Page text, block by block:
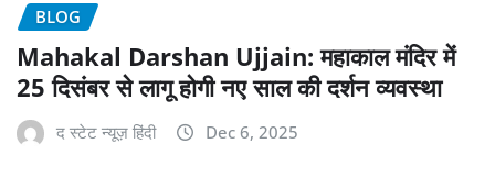
BLOG
Mahakal Darshan Ujjain: महाकाल मंदिर में
25 दिसंबर से लागू होगी नए साल की दर्शन व्यवस्था
द स्टेट न्यूज़ हिंदी Dec 6, 2025